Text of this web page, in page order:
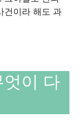
건이라 해도 과
이 다